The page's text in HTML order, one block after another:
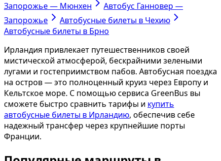
Запорожье — Мюнхен
Автобус Ганновер —
Запорожье
Автобусные билеты в Чехию
Автобусные билеты в Брно
Ирландия привлекает путешественников своей
мистической атмосферой, бескрайними зелеными
лугами и гостеприимством пабов. Автобусная поездка
на остров — это полноценный круиз через Европу и
Кельтское море. С помощью сервиса GreenBus вы
сможете быстро сравнить тарифы и купить
автобусные билеты в Ирландию, обеспечив себе
надежный трансфер через крупнейшие порты
Франции.